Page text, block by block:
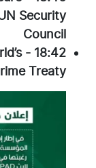
Security
Council
18:42
-
Treaty